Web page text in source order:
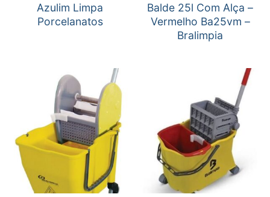
Azulim Limpa
Porcelanatos
Balde 25l Com Alça –
Vermelho Ba25vm –
Bralimpia